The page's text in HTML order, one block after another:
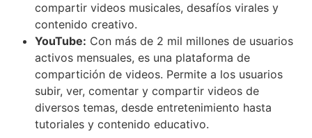
compartir videos musicales, desafíos virales y
contenido creativo.
YouTube: Con más de 2 mil millones de usuarios
activos mensuales, es una plataforma de
compartición de videos. Permite a los usuarios
subir, ver, comentar y compartir videos de
diversos temas, desde entretenimiento hasta
tutoriales y contenido educativo.